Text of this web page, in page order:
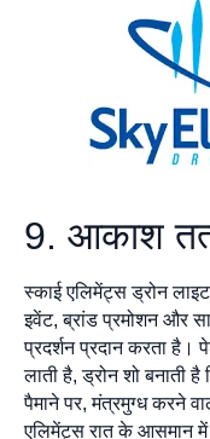
9. आकाश
स्काई एलिमेंट्स ड्रोन
इवेंट, ब्रांड प्रमोशन और
प्रदर्शन प्रदान करता है।
लाती है, ड्रोन शो
पैमाने पर, मंत्रमुग्ध करने
एलिमेंट्स रात के आसमान में